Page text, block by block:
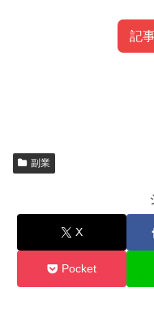
記
Twitterのノウハ
まとめ
り
私もこれ引っかかりま
の強者がさらにフォロ
副業
X
Pocket